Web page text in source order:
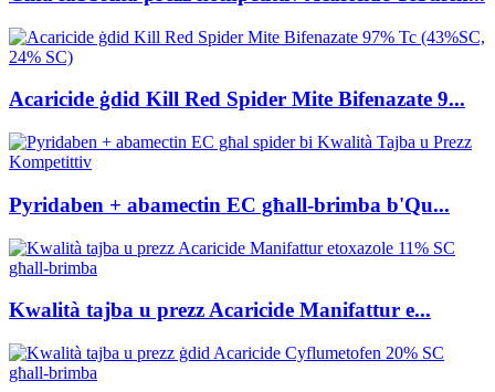
Acaricide ġdid Kill Red Spider Mite Bifenazate 9...
Pyridaben + abamectin EC għall-brimba b'Qu...
Kwalità tajba u prezz Acaricide Manifattur e...